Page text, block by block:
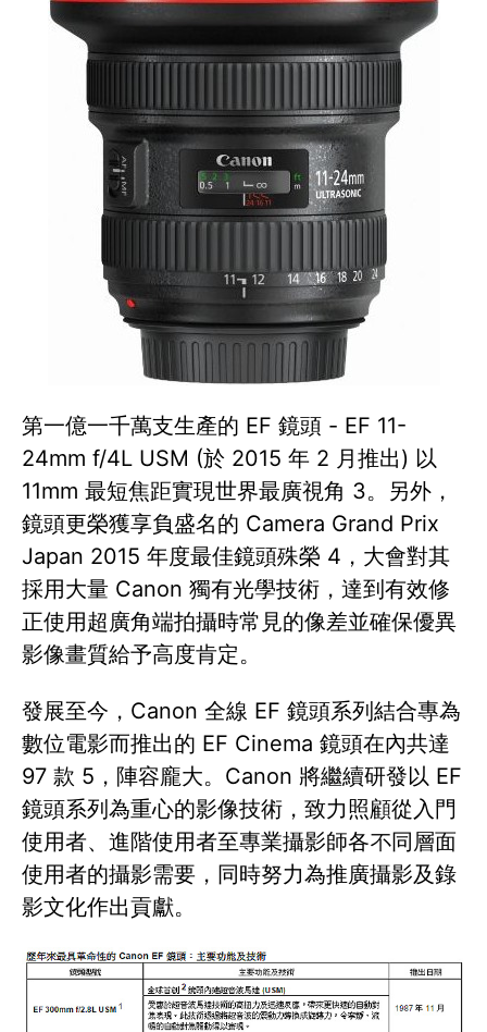
第一億一千萬支生產的 EF 鏡頭 - EF 11-
24mm f/4L USM (於 2015 年 2 月推出) 以
11mm 最短焦距實現世界最廣視角 3。另外，
鏡頭更榮獲享負盛名的 Camera Grand Prix
Japan 2015 年度最佳鏡頭殊榮 4，大會對其
採用大量 Canon 獨有光學技術，達到有效修
正使用超廣角端拍攝時常見的像差並確保優異
影像畫質給予高度肯定。
發展至今，Canon 全線 EF 鏡頭系列結合專為
數位電影而推出的 EF Cinema 鏡頭在內共達
97 款 5，陣容龐大。Canon 將繼續研發以 EF
鏡頭系列為重心的影像技術，致力照顧從入門
使用者、進階使用者至專業攝影師各不同層面
使用者的攝影需要，同時努力為推廣攝影及錄
影文化作出貢獻。